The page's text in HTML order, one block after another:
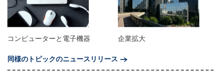
コンピューターと電子機器
企業拡大
同様のトピックのニュースリリース